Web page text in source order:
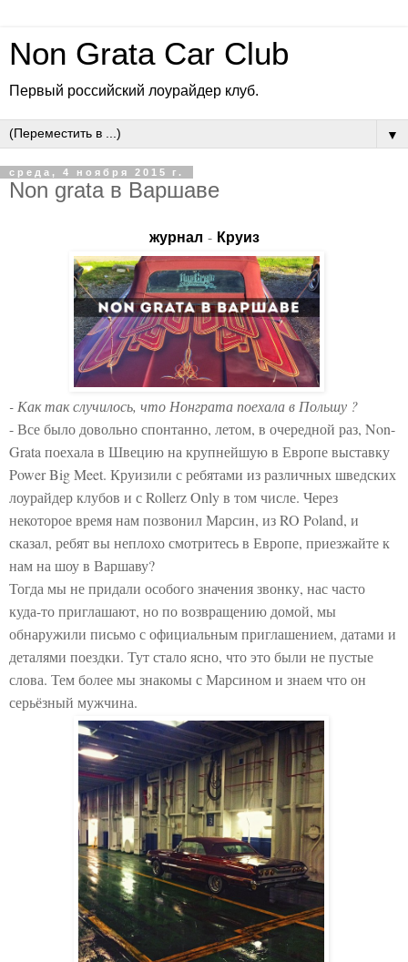
Non Grata Car Club
Первый российский лоурайдер клуб.
▼
среда, 4 ноября 2015 г.
Non grata в Варшаве
журнал - Круиз
- Как так случилось, что Нонграта поехала в Польшу ?
- Все было довольно спонтанно, летом, в очередной раз, Non-
Grata поехала в Швецию на крупнейшую в Европе выставку
Power Big Meet. Круизили с ребятами из различных шведских
лоурайдер клубов и с Rollerz Only в том числе. Через
некоторое время нам позвонил Марсин, из RO Poland, и
сказал, ребят вы неплохо смотритесь в Европе, приезжайте к
нам на шоу в Варшаву?
Тогда мы не придали особого значения звонку, нас часто
куда-то приглашают, но по возвращению домой, мы
обнаружили письмо с официальным приглашением, датами и
деталями поездки. Тут стало ясно, что это были не пустые
слова. Тем более мы знакомы с Марсином и знаем что он
серьёзный мужчина.